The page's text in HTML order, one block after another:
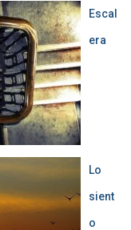
Escal
era
Lo
sient
o